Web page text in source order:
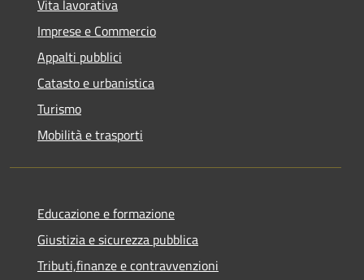
Vita lavorativa
Imprese e Commercio
Appalti pubblici
Catasto e urbanistica
Turismo
Mobilità e trasporti
Educazione e formazione
Giustizia e sicurezza pubblica
Tributi,finanze e contravvenzioni